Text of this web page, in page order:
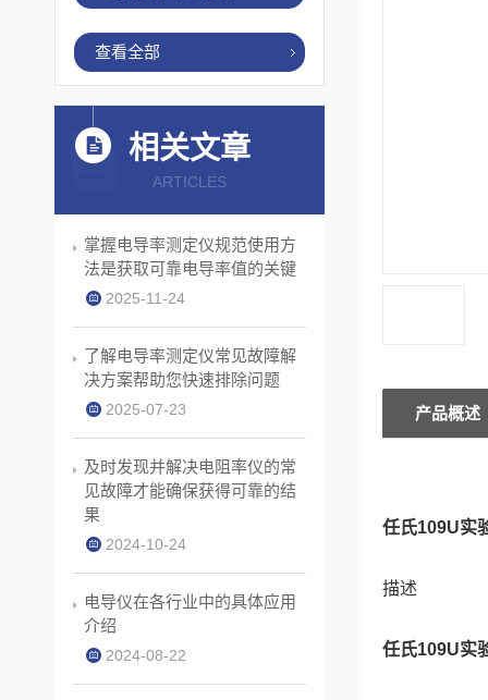
产品概述
任氏109U实
描述
任氏109U实
查看全部
相关文章
ARTICLES
掌握电导率测定仪规范使用方
法是获取可靠电导率值的关键
2025-11-24
了解电导率测定仪常见故障解
决方案帮助您快速排除问题
2025-07-23
及时发现并解决电阻率仪的常
见故障才能确保获得可靠的结
果
2024-10-24
电导仪在各行业中的具体应用
介绍
2024-08-22